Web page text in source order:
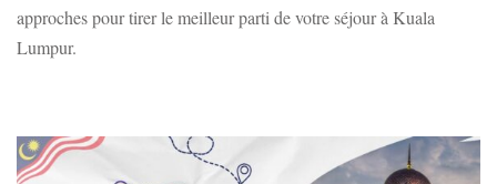
approches pour tirer le meilleur parti de votre séjour à Kuala
Lumpur.